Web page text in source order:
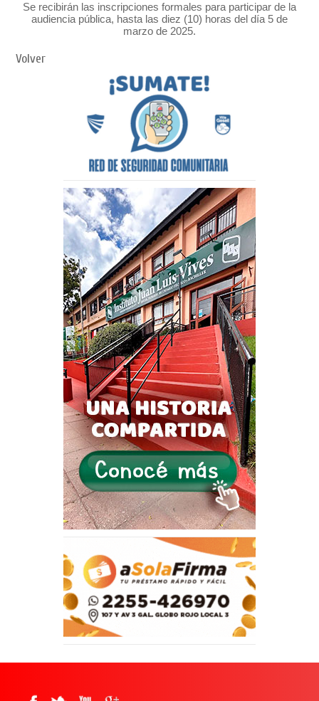
Se recibirán las inscripciones formales para participar de la
audiencia pública, hasta las diez (10) horas del día 5 de
marzo de 2025.
Volver